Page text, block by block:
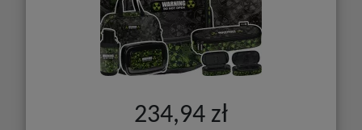
234,94 zł